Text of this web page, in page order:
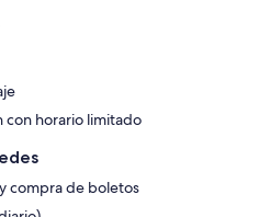
con horario limitado
compra de boletos